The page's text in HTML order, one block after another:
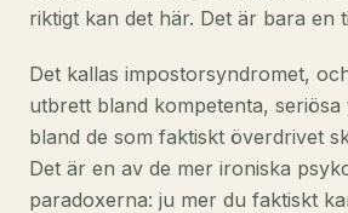
riktigt kan det här. Det är bara en
Det kallas impostorsyndromet,
utbrett bland kompetenta,
bland de som faktiskt överdrivet
Det är en av de mer ironiska
paradoxerna: ju mer du faktiskt